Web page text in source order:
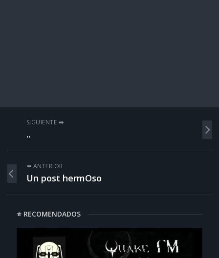
SIGUIENTE ➡️
..
⬅️ ANTERIOR
Un post hermOso
⭐ RECOMENDADOS